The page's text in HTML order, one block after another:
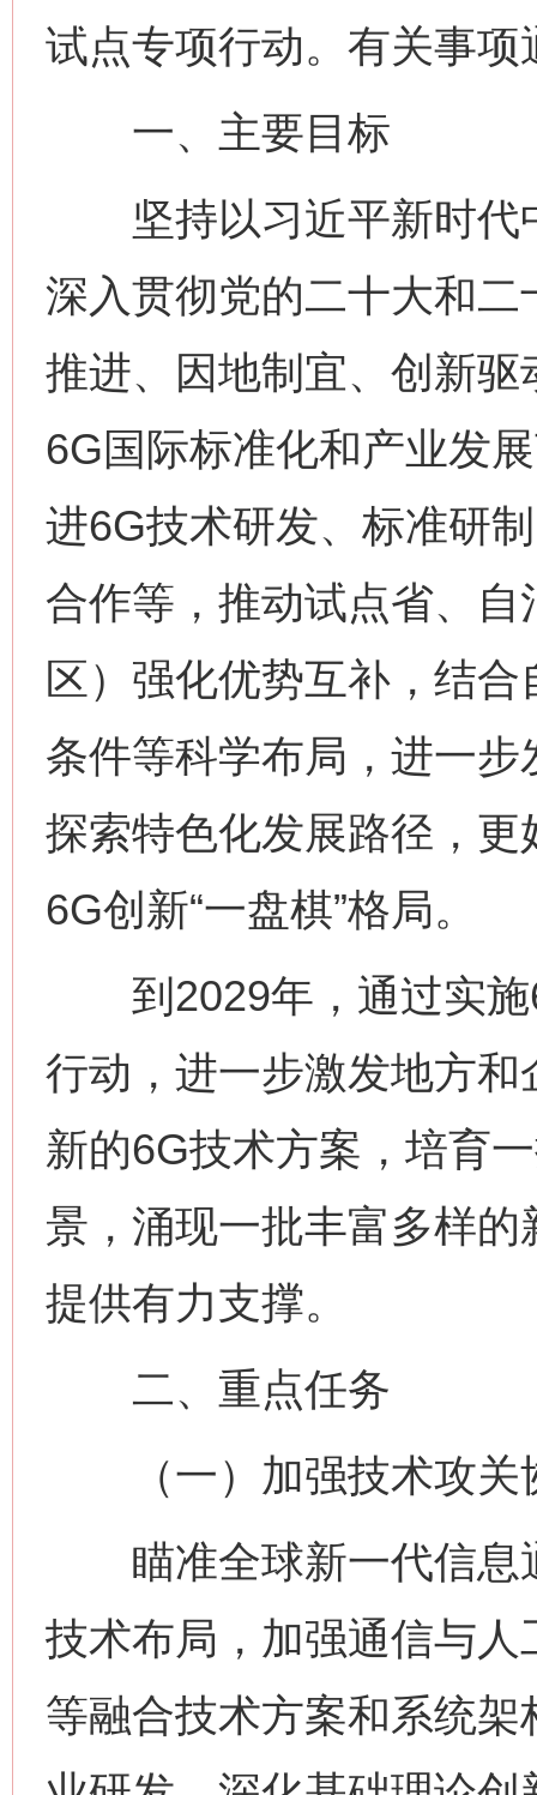
试点专项行动。有关事项
一、主要目标
坚持以习近平新时代
深入贯彻党的二十大和二
推进、因地制宜、创新驱
6G国际标准化和产业发
进6G技术研发、标准研
合作等，推动试点省、
区）强化优势互补，结
条件等科学布局，进一
探索特色化发展路径，
6G创新“一盘棋”格局。
到2029年，通过实施
行动，进一步激发地方
新的6G技术方案，培育
景，涌现一批丰富多样
提供有力支撑。
二、重点任务
（一）加强技术攻关
瞄准全球新一代信息
技术布局，加强通信与
等融合技术方案和系统